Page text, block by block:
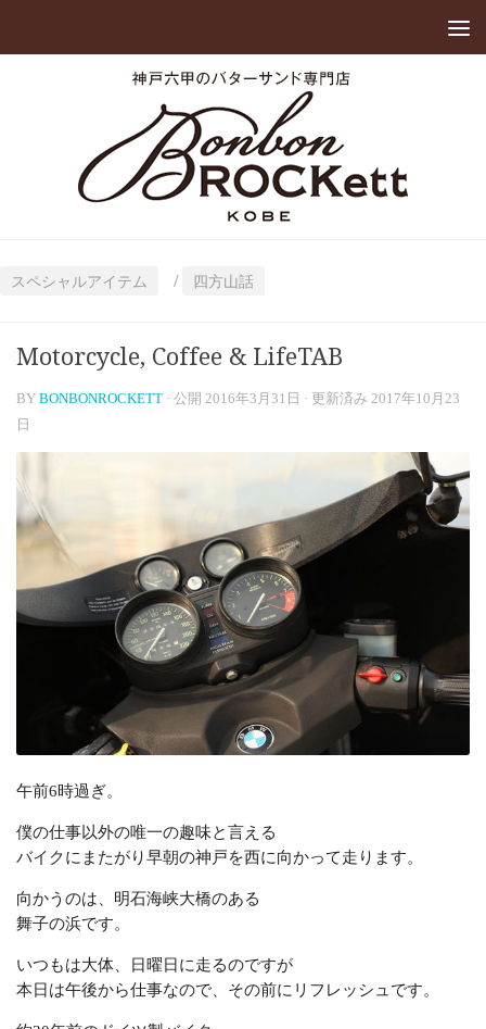
スペシャルアイテム / 四方山話
Motorcycle, Coffee & LifeTAB
BY BONBONROCKETT · 公開 2016年3月31日 · 更新済み 2017年10月23
日
午前6時過ぎ。
僕の仕事以外の唯一の趣味と言える
バイクにまたがり早朝の神戸を西に向かって走ります。
向かうのは、明石海峡大橋のある
舞子の浜です。
いつもは大体、日曜日に走るのですが
本日は午後から仕事なので、その前にリフレッシュです。